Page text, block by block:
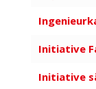
Initiative
Initiative